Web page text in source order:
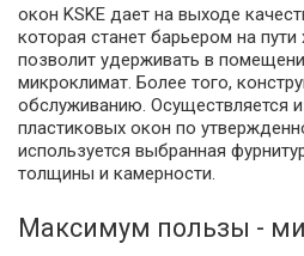
окон KSKE дает на выходе
которая станет барьером на
позволит удерживать в
микроклимат. Более того,
обслуживанию. Осуществляется
пластиковых окон по
используется выбранная
толщины и камерности.
Максимум пользы -